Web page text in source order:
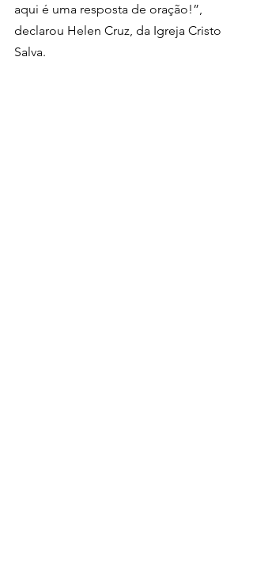
aqui é uma resposta de oração!”,
declarou Helen Cruz, da Igreja Cristo
Salva.